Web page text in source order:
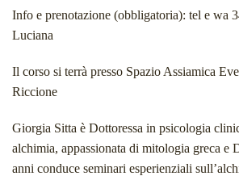
Info e prenotazione (obbligatoria): tel e wa
Luciana
Il corso si terrà presso Spazio Assiamica
Riccione
Giorgia Sitta è Dottoressa in psicologia
alchimia, appassionata di mitologia greca e
anni conduce seminari esperienziali